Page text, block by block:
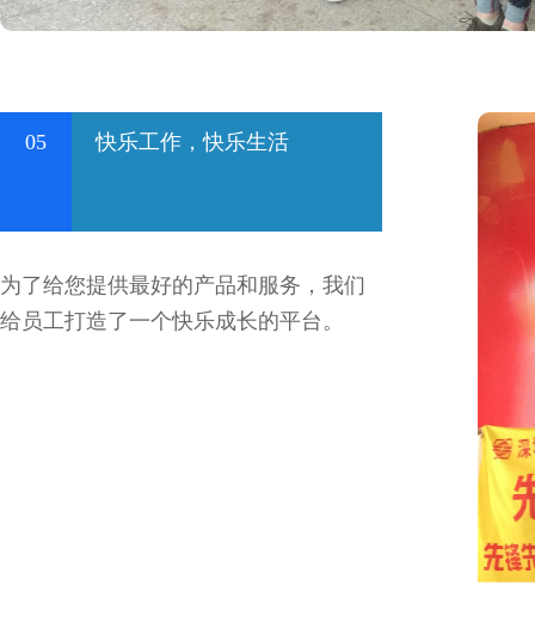
05 快乐工作，快乐生活
为了给您提供最好的产品和服务，我们
给员工打造了一个快乐成长的平台。